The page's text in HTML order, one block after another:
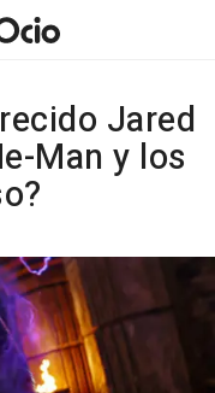
Jared
Man y los